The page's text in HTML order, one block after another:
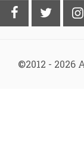
©2012 - 2026